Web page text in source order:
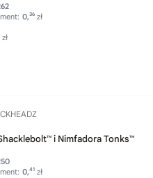
0,36 zł
zł
i Nimfadora Tonks™
0,41 zł